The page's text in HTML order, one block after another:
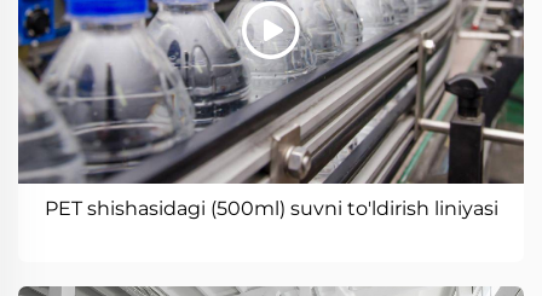
PET shishasidagi (500ml) suvni to'ldirish liniyasi